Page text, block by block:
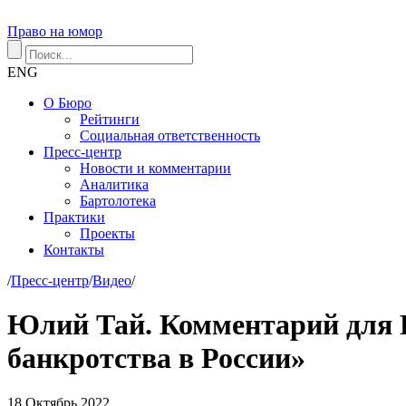
Право на юмор
ENG
О Бюро
Рейтинги
Социальная ответственность
Пресс-центр
Новости и комментарии
Аналитика
Бартолотека
Практики
Проекты
Контакты
/Пресс-центр/Видео/
Юлий Тай. Комментарий для
банкротства в России»
18 Октябрь 2022